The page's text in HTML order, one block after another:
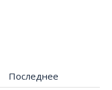
Последнее